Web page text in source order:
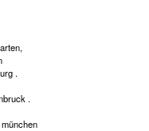
.
.